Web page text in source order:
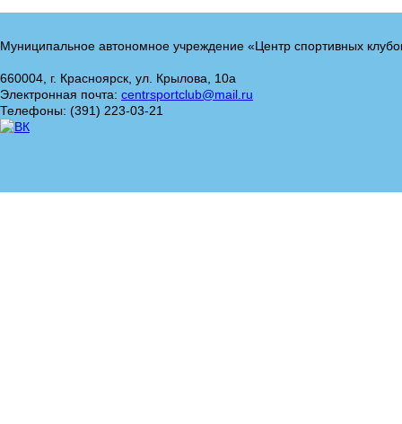
Муниципальное автономное учреждение «Центр спортивных
660004, г. Красноярск, ул. Крылова, 10а
Электронная почта: centrsportclub@mail.ru
Телефоны: (391) 223-03-21